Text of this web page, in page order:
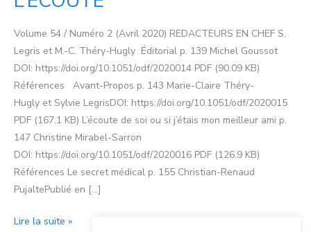
Volume 54 / Numéro 2 (Avril 2020) REDACTEURS EN CHEF S.
Legris et M.-C. Théry-Hugly Éditorial p. 139 Michel Goussot
DOI: https://doi.org/10.1051/odf/2020014 PDF (90.09 KB)
Références Avant-Propos p. 143 Marie-Claire Théry-
Hugly et Sylvie LegrisDOI: https://doi.org/10.1051/odf/2020015
PDF (167.1 KB) L’écoute de soi ou si j’étais mon meilleur ami p.
147 Christine Mirabel-Sarron
DOI: https://doi.org/10.1051/odf/2020016 PDF (126.9 KB)
Références Le secret médical p. 155 Christian-Renaud
PujaltePublié en […]
Lire la suite »